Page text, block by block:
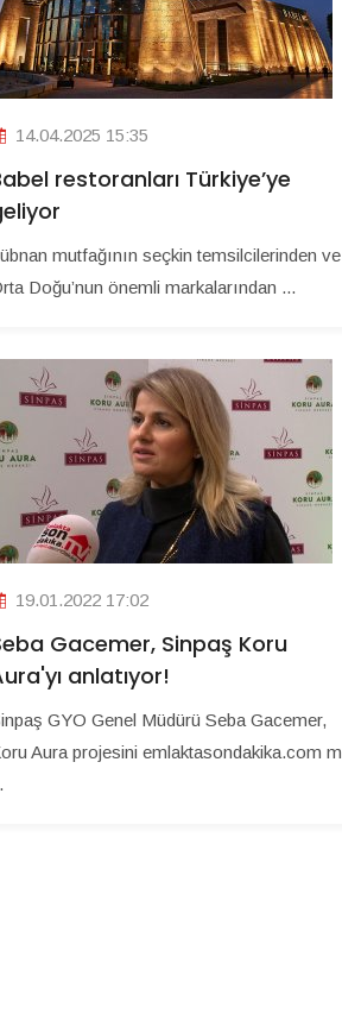
14.04.2025 15:35
restoranları Türkiye’ye
mutfağının seçkin temsilcilerinden ve
Doğu’nun önemli markalarından ...
19.01.2022 17:02
Gacemer, Sinpaş Koru
anlatıyor!
GYO Genel Müdürü Seba Gacemer,
Aura projesini emlaktasondakika.com m